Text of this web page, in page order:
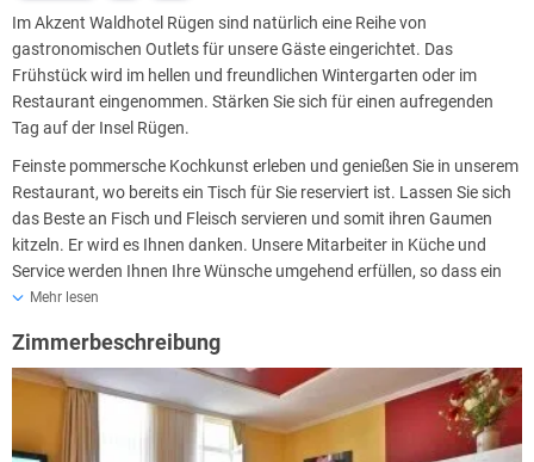
Im Akzent Waldhotel Rügen sind natürlich eine Reihe von
gastronomischen Outlets für unsere Gäste eingerichtet. Das
Frühstück wird im hellen und freundlichen Wintergarten oder im
Restaurant eingenommen. Stärken Sie sich für einen aufregenden
Tag auf der Insel Rügen.
Feinste pommersche Kochkunst erleben und genießen Sie in unserem
Restaurant, wo bereits ein Tisch für Sie reserviert ist. Lassen Sie sich
das Beste an Fisch und Fleisch servieren und somit ihren Gaumen
kitzeln. Er wird es Ihnen danken. Unsere Mitarbeiter in Küche und
Service werden Ihnen Ihre Wünsche umgehend erfüllen, so dass ein
gemütliches Abendessen zu zweit oder mit der Familie eine
Restaurant Friesenstube. Facettenreiche Longdrinks, Träume von
Cocktails oder frisch gezapftes Bier aus der Region werden Ihnen
sicher schmecken.
Mehr lesen
Zimmerbeschreibung